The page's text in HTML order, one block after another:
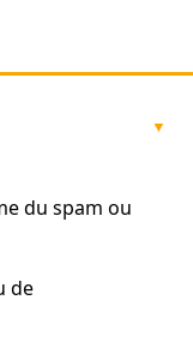
du spam ou
de